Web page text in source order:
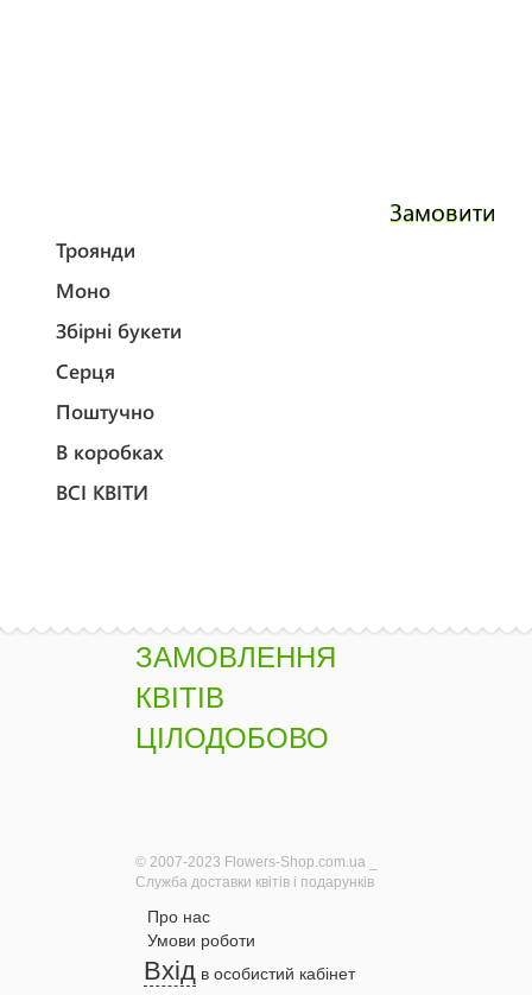
Замовити
Троянди
Моно
Збірні букети
Серця
Поштучно
В коробках
ВСІ КВІТИ
ЗАМОВЛЕННЯ
КВІТІВ
ЦІЛОДОБОВО
© 2007-2023 Flowers-Shop.com.ua _
Служба доставки квітів і подарунків
Про нас
Умови роботи
Вхід в особистий кабінет